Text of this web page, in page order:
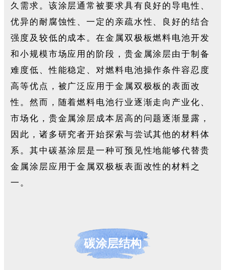
久需求。该涂层通常被要求具有良好的导电性、
优异的耐腐蚀性、一定的亲疏水性、良好的结合
强度及较低的成本。在金属双极板燃料电池开发
和小规模市场应用的阶段，贵金属涂层由于制备
难度低、性能稳定、对燃料电池操作条件容忍度
高等优点，被广泛应用于金属双极板的表面改
性。然而，随着燃料电池行业逐渐走向产业化、
市场化，贵金属涂层成本居高的问题逐渐显露，
因此，诸多研究者开始探索与尝试其他的材料体
系。其中碳基涂层是一种可预见性地能够代替贵
金属涂层应用于金属双极板表面改性的材料之
一。
碳涂层结构